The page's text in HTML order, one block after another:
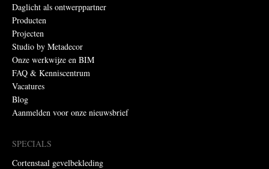
Daglicht als ontwerppartner
Producten
Projecten
Studio by Metadecor
Onze werkwijze en BIM
FAQ & Kenniscentrum
Vacatures
Blog
Aanmelden voor onze nieuwsbrief
SPECIALS
Cortenstaal gevelbekleding